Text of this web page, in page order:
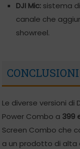
DJI Mic:sistema
canale che
showreel.
CONCLUSIONI
Le diverse versioni di
Power Combo a 399
Screen Combo che
a un prodotto di alta